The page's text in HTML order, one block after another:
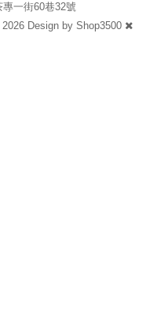
一街60巷32號
Design by Shop3500